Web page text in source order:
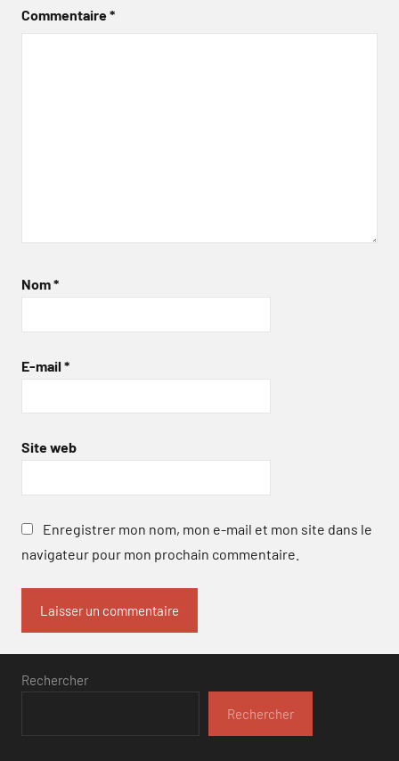
Commentaire*
Nom*
E-mail *
Site web
Enregistrer mon nom, mon e-mail et mon site dans le
navigateur pour mon prochain commentaire.
Rechercher
Rechercher